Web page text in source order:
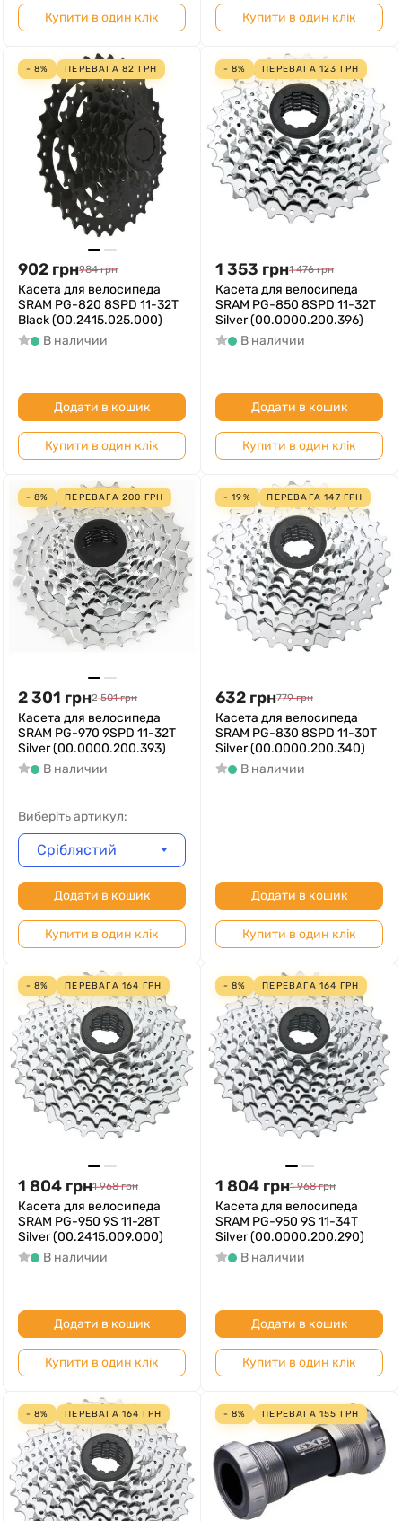
Купити в один клік Купити в один клік
- 8% ПЕРЕВАГА82 ГРН
902 грн984 грн
Касета для велосипеда
SRAM PG-820 8SPD 11-32T
Black (00.2415.025.000)
В наличии
Додати в кошик
Купити в один клік
- 8% ПЕРЕВАГА123 ГРН
1 353 грн1 476 грн
Касета для велосипеда
SRAM PG-850 8SPD 11-32T
Silver (00.0000.200.396)
В наличии
Додати в кошик
Купити в один клік
- 8% ПЕРЕВАГА200 ГРН
2 301 грн2 501 грн
Касета для велосипеда
SRAM PG-970 9SPD 11-32T
Silver (00.0000.200.393)
В наличии
Виберіть артикул:
Сріблястий
Додати в кошик
Купити в один клік
- 19% ПЕРЕВАГА147 ГРН
632 грн779 грн
Касета для велосипеда
SRAM PG-830 8SPD 11-30T
Silver (00.0000.200.340)
В наличии
Додати в кошик
Купити в один клік
- 8% ПЕРЕВАГА164 ГРН
1 804 грн1 968 грн
Касета для велосипеда
SRAM PG-950 9S 11-28T
Silver (00.2415.009.000)
В наличии
Додати в кошик
Купити в один клік
- 8% ПЕРЕВАГА164 ГРН
1 804 грн1 968 грн
Касета для велосипеда
SRAM PG-950 9S 11-34T
Silver (00.0000.200.290)
В наличии
Додати в кошик
Купити в один клік
- 8% ПЕРЕВАГА164 ГРН - 8% ПЕРЕВАГА155 ГРН